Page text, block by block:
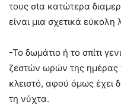
τους σtα κατώτερα
είναι μια σχετικά εύκολη
-Το δωμάτιο ή το σπίτι
ζεστών ωρών της ημέρας
κλειστό, αφού όμως έχει
τη νύχτα.